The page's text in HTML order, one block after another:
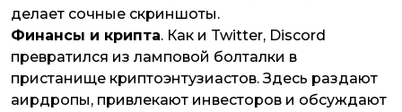
делает сочные скриншоты.
Финансы и крипта. Как и Twitter, Discord
превратился из ламповой болталки в
пристанище криптоэнтузиастов. Здесь раздают
аирдропы, привлекают инвесторов и обсуждают